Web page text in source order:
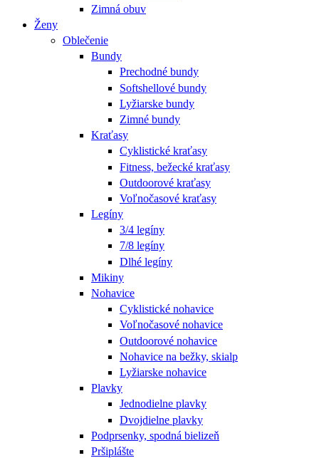
Zimná obuv
Ženy
Oblečenie
Bundy
Prechodné bundy
Softshellové bundy
Lyžiarske bundy
Zimné bundy
Kraťasy
Cyklistické kraťasy
Fitness, bežecké kraťasy
Outdoorové kraťasy
Voľnočasové kraťasy
Legíny
3/4 legíny
7/8 legíny
Dlhé legíny
Mikiny
Nohavice
Cyklistické nohavice
Voľnočasové nohavice
Outdoorové nohavice
Nohavice na bežky, skialp
Lyžiarske nohavice
Plavky
Jednodielne plavky
Dvojdielne plavky
Podprsenky, spodná bielizeň
Pršiplášte